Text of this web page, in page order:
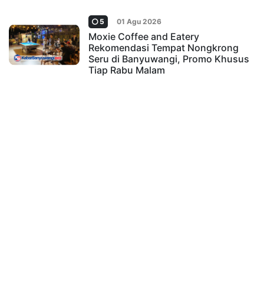
5 01 Agu 2026
Moxie Coffee and Eatery
Rekomendasi Tempat Nongkrong
Seru di Banyuwangi, Promo Khusus
Tiap Rabu Malam